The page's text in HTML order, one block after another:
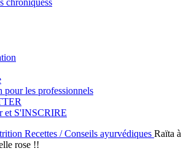
chroniquess
pour les professionnels
et S'INSCRIRE
Recettes / Conseils ayurvédiques Raïta à
rose !!